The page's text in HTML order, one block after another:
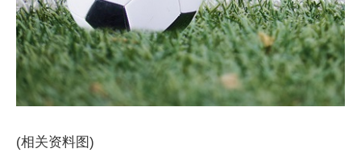
(相关资料图)